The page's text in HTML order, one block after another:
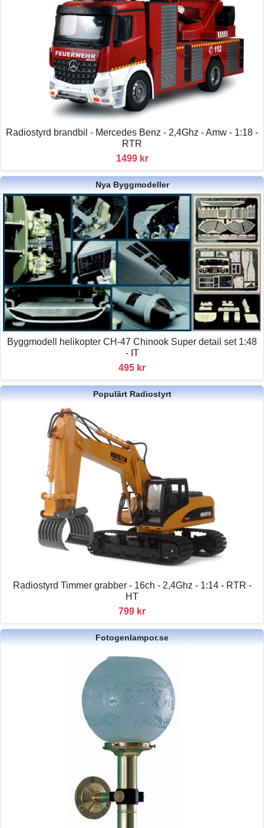
Radiostyrd brandbil - Mercedes Benz - 2,4Ghz - Amw - 1:18 -
RTR
1499 kr
Nya Byggmodeller
Byggmodell helikopter CH-47 Chinook Super detail set 1:48
- IT
495 kr
Populärt Radiostyrt
Radiostyrd Timmer grabber - 16ch - 2,4Ghz - 1:14 - RTR -
HT
799 kr
Fotogenlampor.se